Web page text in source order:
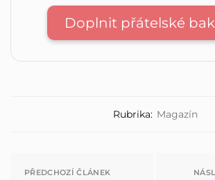
Doplnit přátelské
Rubrika: Magazín
PŘEDCHOZÍ ČLÁNEK